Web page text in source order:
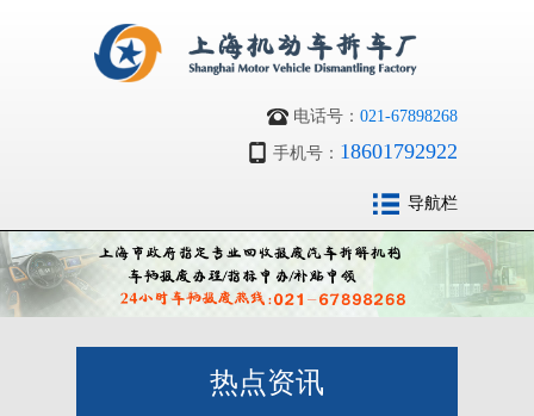
电话号： 021-67898268
手机号： 18601792922
导航栏
热点资讯